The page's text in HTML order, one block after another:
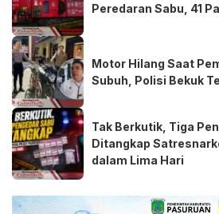
Peredaran Sabu, 41
Motor Hilang Saat
Subuh, Polisi Bekuk
Tak Berkutik, Tiga
Ditangkap
dalam Lima Hari